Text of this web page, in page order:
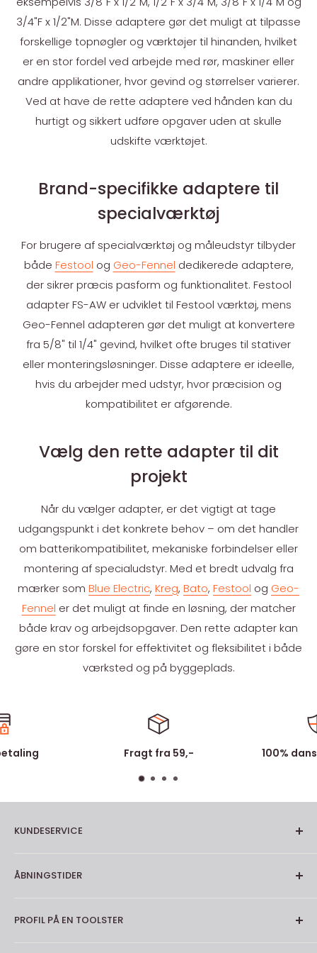
3/4"F x 1/2"M. Disse adaptere gør det muligt at tilpasse
forskellige topnøgler og værktøjer til hinanden, hvilket
er en stor fordel ved arbejde med rør, maskiner eller
andre applikationer, hvor gevind og størrelser varierer.
Ved at have de rette adaptere ved hånden kan du
hurtigt og sikkert udføre opgaver uden at skulle
udskifte værktøjet.
Brand-specifikke adaptere til
specialværktøj
For brugere af specialværktøj og måleudstyr tilbyder
både Festool og Geo-Fennel dedikerede adaptere,
der sikrer præcis pasform og funktionalitet. Festool
adapter FS-AW er udviklet til Festool værktøj, mens
Geo-Fennel adapteren gør det muligt at konvertere
fra 5/8" til 1/4" gevind, hvilket ofte bruges til stativer
eller monteringsløsninger. Disse adaptere er ideelle,
hvis du arbejder med udstyr, hvor præcision og
kompatibilitet er afgørende.
Vælg den rette adapter til dit
projekt
Når du vælger adapter, er det vigtigt at tage
udgangspunkt i det konkrete behov – om det handler
om batterikompatibilitet, mekaniske forbindelser eller
montering af specialudstyr. Med et bredt udvalg fra
mærker som Blue Electric, Kreg, Bato, Festool og Geo-
Fennel er det muligt at finde en løsning, der matcher
både krav og arbejdsopgaver. Den rette adapter kan
gøre en stor forskel for effektivitet og fleksibilitet i både
værksted og på byggeplads.
Fragt fra 59,- 100%
KUNDESERVICE
Kontakt
Returnering
ÅBNINGSTIDER
Fredag: 7.00 - 15.00
PROFIL PÅ EN TOOLSTER